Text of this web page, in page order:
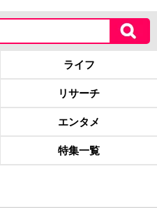
ライフ
リサーチ
エンタメ
特集一覧